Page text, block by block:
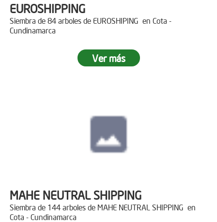
EUROSHIPPING
Siembra de 84 arboles de EUROSHIPING en Cota -
Cundinamarca
Ver más
MAHE NEUTRAL SHIPPING
Siembra de 144 arboles de MAHE NEUTRAL SHIPPING en
Cota - Cundinamarca